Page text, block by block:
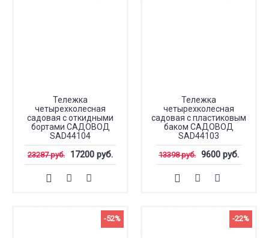
Тележка
четырехколесная
садовая с откидными
бортами САДОВОД
SAD44104
23287 руб. 17200 руб.
Тележка
четырехколесная
садовая с пластиковым
баком САДОВОД
SAD44103
13398 руб. 9600 руб.
-52% -22%